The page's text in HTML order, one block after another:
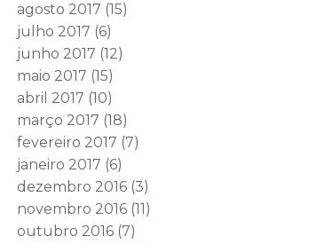
agosto 2017 (15)
julho 2017 (6)
junho 2017 (12)
maio 2017 (15)
abril 2017 (10)
março 2017 (18)
fevereiro 2017 (7)
janeiro 2017 (6)
dezembro 2016 (3)
novembro 2016 (11)
outubro 2016 (7)